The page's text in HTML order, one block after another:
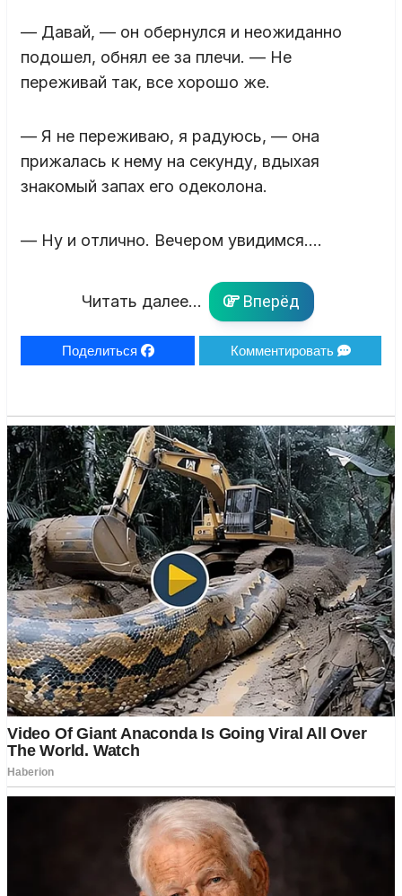
— Давай, — он обернулся и неожиданно
подошел, обнял ее за плечи. — Не
переживай так, все хорошо же.
— Я не переживаю, я радуюсь, — она
прижалась к нему на секунду, вдыхая
знакомый запах его одеколона.
— Ну и отлично. Вечером увидимся….
Читать далее... Вперёд
Поделиться Комментировать